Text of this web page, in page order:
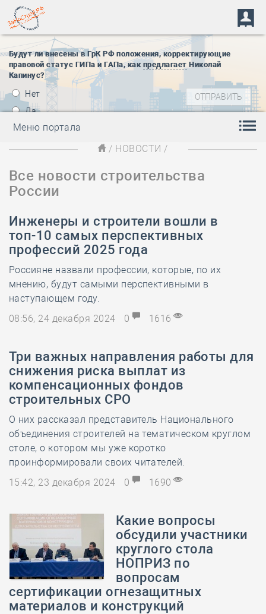
Будут ли внесены в ГрК РФ положения, корректирующие
правовой статус ГИПа и ГАПа, как предлагает Николай
Капинус?
Нет
Да
Меню портала
/ НОВОСТИ /
Все новости строительства
России
Инженеры и строители вошли в
топ-10 самых перспективных
профессий 2025 года
Россияне назвали профессии, которые, по их
мнению, будут самыми перспективными в
наступающем году.
08:56, 24 декабря 2024
0 1616
Три важных направления работы для
снижения риска выплат из
компенсационных фондов
строительных СРО
О них рассказал представитель Национального
объединения строителей на тематическом круглом
столе, о котором мы уже коротко
проинформировали своих читателей.
15:42, 23 декабря 2024
0 1690
Какие вопросы
обсудили участники
круглого стола
НОПРИЗ по
вопросам
сертификации огнезащитных
материалов и конструкций